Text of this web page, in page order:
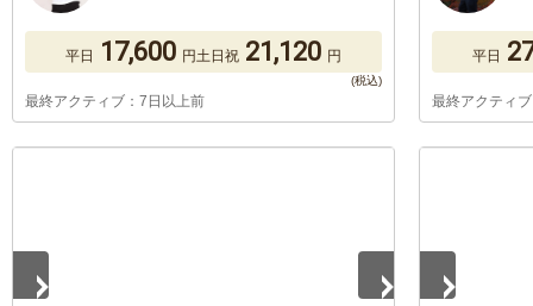
平日 17,600 円土日祝 21,120 円
最終アクティブ：7日以上前
平日
最終アクティ